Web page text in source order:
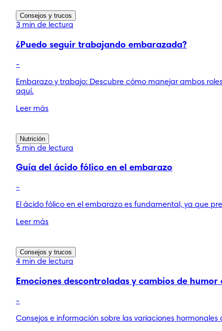
Consejos y trucos
3 min de lectura
¿Puedo seguir trabajando embarazada?
-
Embarazo y trabajo: Descubre cómo manejar ambos
aquí.
Leer más
Nutrición
5 min de lectura
Guía del ácido fólico en el embarazo
-
El ácido fólico en el embarazo es fundamental, ya que
Leer más
Consejos y trucos
4 min de lectura
Emociones descontroladas y cambios de humor
-
Consejos e información sobre las variaciones